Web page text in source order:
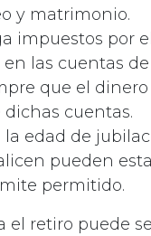
y matrimonio.
impuestos por
las cuentas de
que el
cuentas.
edad de
pueden
permitido.
el retiro puede